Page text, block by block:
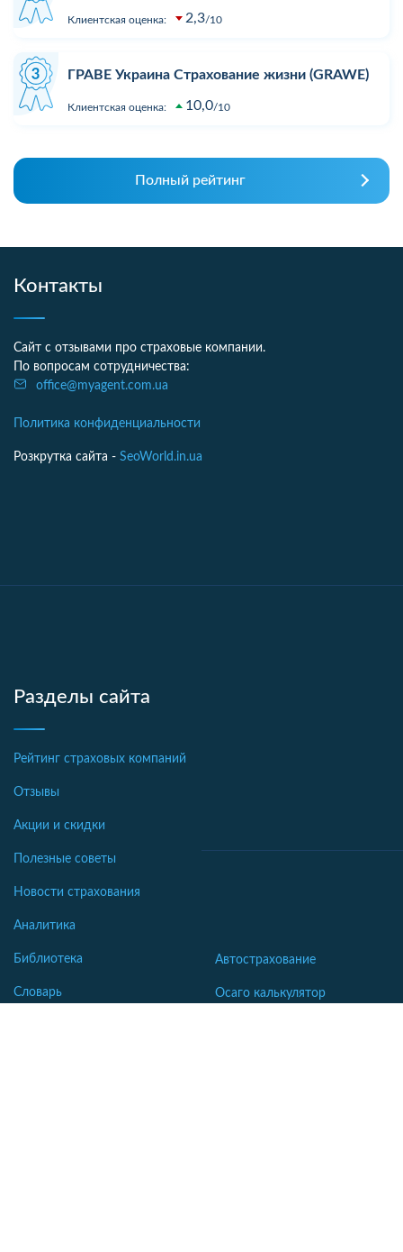
Клиентская оценка: 2,3 10
ГРАВЕ Украина Страхование жизни (GRAWE)
Клиентская оценка: 10,0 10
Полный рейтинг
Контакты
Сайт с отзывами про страховые компании.
По вопросам сотрудничества:
office@myagent.com.ua
Политика конфиденциальности
Розкрутка сайта - SeoWorld.in.ua
Разделы сайта
Рейтинг страховых компаний
Отзывы
Акции и скидки
Полезные советы
Новости страхования
Аналитика
Библиотека
Словарь
Автострахование
Осаго калькулятор